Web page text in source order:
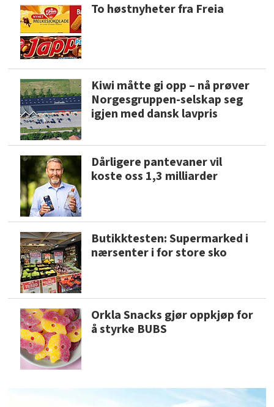
To høstnyheter fra Freia
Kiwi måtte gi opp – nå prøver
Norgesgruppen-selskap seg
igjen med dansk lavpris
Dårligere pantevaner vil
koste oss 1,3 milliarder
Butikktesten: Supermarked i
nærsenter i for store sko
Orkla Snacks gjør oppkjøp for
å styrke BUBS